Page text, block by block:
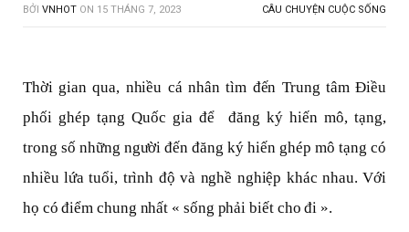
BỞI VNHOT ON 15 THÁNG 7, 2023 CÂU CHUYỆN CUỘC SỐNG
Thời gian qua, nhiều cá nhân tìm đến Trung tâm Điều
phối ghép tạng Quốc gia để đăng ký hiến mô, tạng,
trong số những người đến đăng ký hiến ghép mô tạng có
nhiều lứa tuổi, trình độ và nghề nghiệp khác nhau. Với
họ có điểm chung nhất « sống phải biết cho đi ».